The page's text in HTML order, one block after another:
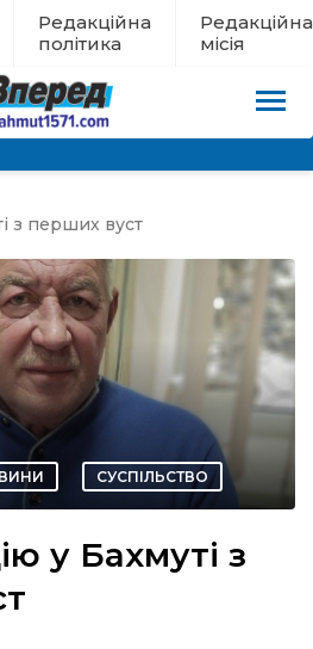
Редакційна
політика
Редакційна
місія
з перших вуст
СУСПІЛЬСТВО
у Бахмуті з